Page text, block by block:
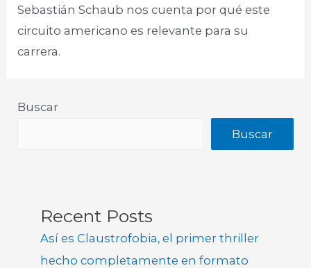
Sebastián Schaub nos cuenta por qué este
circuito americano es relevante para su
carrera.
Buscar
Buscar
Recent Posts
Así es Claustrofobia, el primer thriller
hecho completamente en formato